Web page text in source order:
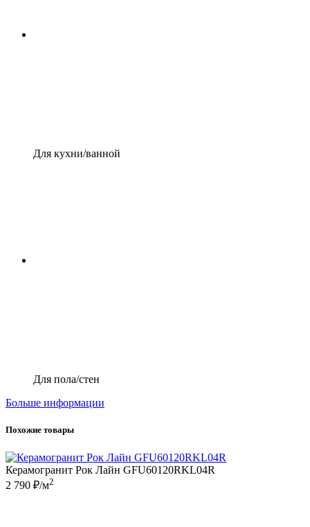
Для кухни/ванной
Для пола/стен
Больше информации
Похожие товары
Керамогранит Рок Лайн GFU60120RKL04R
2 790 ₽/м2